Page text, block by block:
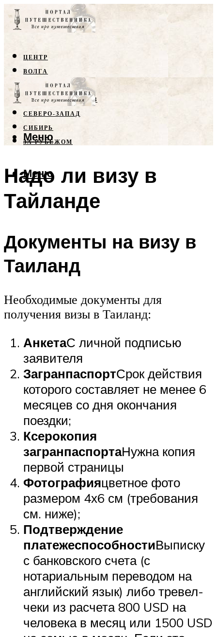
ЦЕНТР
ВОЛГА
КРЫМ
СЕВЕРНЫЙ КАВКАЗ
СЕВЕРО-ЗАПАД
СИБИРЬ
ЗА РУБЕЖОМ
Меню
Меню
Надо ли визу в
Тайланде
Документы на визу в
Таиланд
Необходимые документы для
получения визы в Таиланд:
АнкетаС личной подписью
заявителя
ЗагранпаспортСрок действия
которого составляет не менее 6
месяцев со дня окончания
поездки;
Ксерокопия
загранпаспортаНужна копия
первой страницы
Фотографияцветное фото
размером 4х6 см (требования
см. ниже);
Подтверждение
платежеспособностиВыписку
с банковского счета (с
нотариальным переводом на
английский язык) либо тревел-
чеки из расчета 800 USD на
человека в месяц или 1500 USD